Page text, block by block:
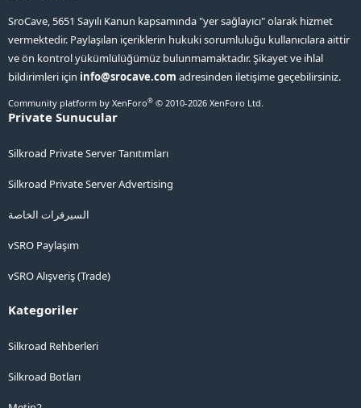
SroCave, 5651 Sayılı Kanun kapsamında "yer sağlayıcı" olarak hizmet
vermektedir. Paylaşılan içeriklerin hukuki sorumluluğu kullanıcılara aittir
ve ön kontrol yükümlülüğümüz bulunmamaktadır. Şikayet ve ihlal
bildirimleri için info@srocave.com adresinden iletişime geçebilirsiniz.
Community platform by XenForo® © 2010-2026 XenForo Ltd.
Private Sunucular
Silkroad Private Server Tanıtımları
Silkroad Private Server Advertising
السيرفرات الخاصة
vSRO Paylaşım
vSRO Alışveriş (Trade)
Kategoriler
Silkroad Rehberleri
Silkroad Botları